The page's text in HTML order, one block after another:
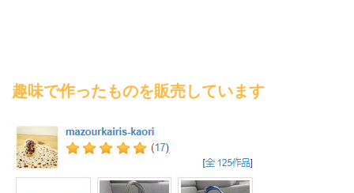
趣味で作ったものを販売しています